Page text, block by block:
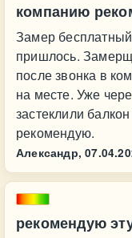
компанию
Замер
пришлось.
после звонка в
на месте. Уже
застеклили
рекомендую.
Александр,
рекомендую